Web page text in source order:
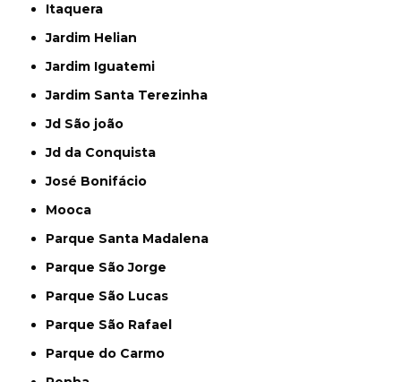
Itaquera
Jardim Helian
Jardim Iguatemi
Jardim Santa Terezinha
Jd São joão
Jd da Conquista
José Bonifácio
Mooca
Parque Santa Madalena
Parque São Jorge
Parque São Lucas
Parque São Rafael
Parque do Carmo